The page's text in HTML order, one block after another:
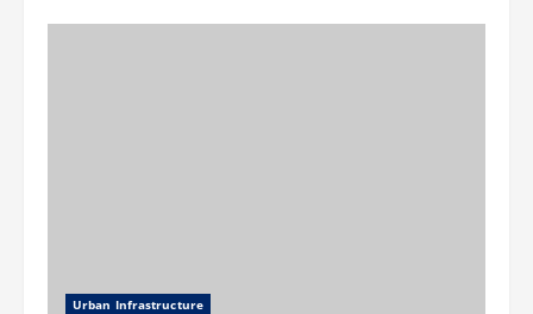
Urban Infrastructure